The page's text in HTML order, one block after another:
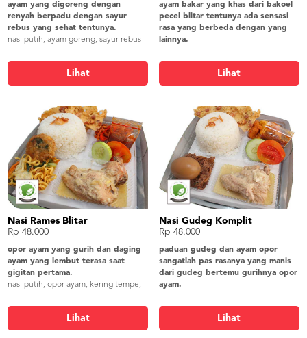
ayam yang digoreng dengan
renyah berpadu dengan sayur
rebus yang sehat tentunya.
nasi putih, ayam goreng, sayur rebus
telur rebus, ikan asin, kerupuk gendar
Lihat
ayam bakar yang khas dari bakoel
pecel blitar tentunya ada sensasi
rasa yang berbeda dengan yang
lainnya.
singkong, tahu bacem, tempe bacem,
bakwan jagung, lalapan, sambel,
kerupuk gendar
Lihat
Nasi Rames Blitar
Rp 48.000
opor ayam yang gurih dan daging
ayam yang lembut terasa saat
gigitan pertama.
nasi putih, opor ayam, kering tempe,
timun, peyek, sambel
Lihat
Nasi Gudeg Komplit
Rp 48.000
paduan gudeg dan ayam opor
sangatlah pas rasanya yang manis
dari gudeg bertemu gurihnya opor
ayam.
krecek, gudeg, lalap timun, peyek,
Lihat